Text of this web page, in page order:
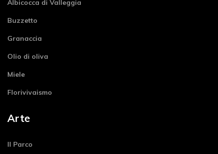
Albicocca di Valleggia
Buzzetto
Granaccia
Olio di oliva
Miele
Florivivaismo
Arte
Il Parco